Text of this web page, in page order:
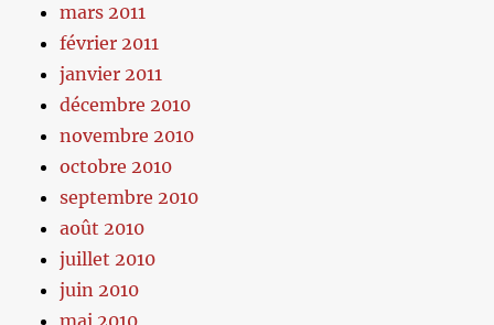
mars 2011
février 2011
janvier 2011
décembre 2010
novembre 2010
octobre 2010
septembre 2010
août 2010
juillet 2010
juin 2010